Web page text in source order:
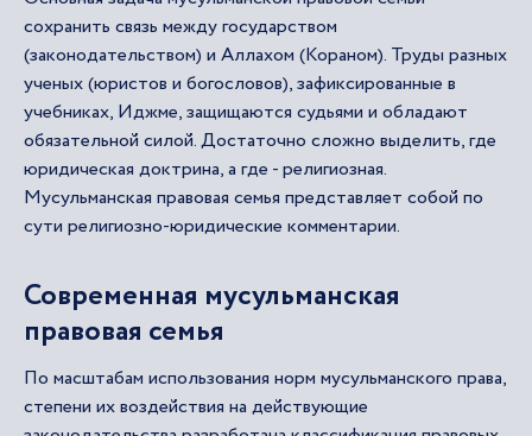
сохранить связь между государством
(законодательством) и Аллахом (Кораном). Труды разных
ученых (юристов и богословов), зафиксированные в
учебниках, Иджме, защищаются судьями и обладают
обязательной силой. Достаточно сложно выделить, где
юридическая доктрина, а где - религиозная.
Мусульманская правовая семья представляет собой по
сути религиозно-юридические комментарии.
Современная мусульманская
правовая семья
По масштабам использования норм мусульманского права,
степени их воздействия на действующие